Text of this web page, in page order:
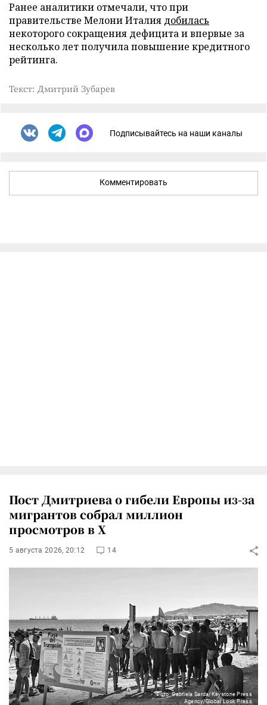
Ранее аналитики отмечали, что при
правительстве Мелони Италия добилась
некоторого сокращения дефицита и впервые за
несколько лет получила повышение кредитного
рейтинга.
Текст: Дмитрий Зубарев
Подписывайтесь на наши каналы
Комментировать
Пост Дмитриева о гибели Европы из-за
мигрантов собрал миллион
просмотров в X
5 августа 2026, 20:12 14
Фото: Gabriela Sarda/Keystone Press
Agency/Global Look Press